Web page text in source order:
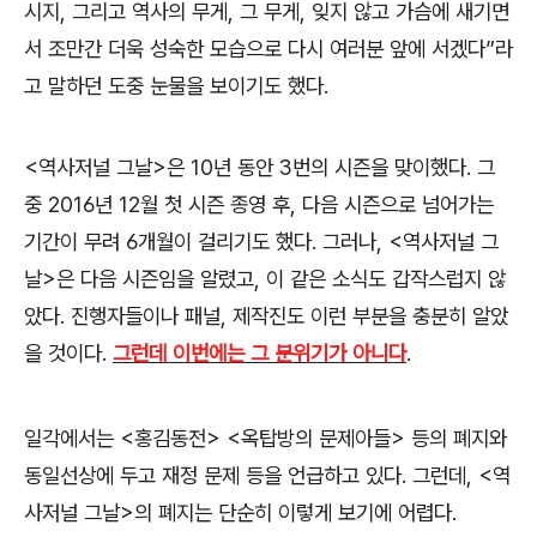
시지 , 그리고 역사의 무게 , 그 무게 , 잊지 않고 가슴에 새기면
서 조만간 더욱 성숙한 모습으로 다시 여러분 앞에 서겠다”라
고 말하던 도중 눈물을 보이기도 했다.
<역사저널 그날>은 10년 동안 3번의 시즌을 맞이했다. 그
중 2016년 12월 첫 시즌 종영 후 다음 시즌으로 넘어가는
기간이 무려 6개월이 걸리기도 했다. 그러나, <역사저널 그
날>은 다음 시즌임을 알렸고 이 같은 소식도 갑작스럽지 않
았다. 진행자들이나 패널 제작진도 이런 부분을 충분히 알았
을 것이다. 그런데 이번에는 그 분위기가 아니다.
일각에서는 <홍김동전> <옥탑방의 문제아들> 등의 폐지와
동일선상에 두고 재정 문제 등을 언급하고 있다. 그런데 , <역
사저널 그날>의 폐지는 단순히 이렇게 보기에 어렵다.